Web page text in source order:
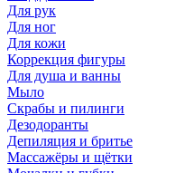
Для рук
Для ног
Для кожи
Коррекция фигуры
Для душа и ванны
Мыло
Скрабы и пилинги
Дезодоранты
Депиляция и бритье
Массажёры и щётки